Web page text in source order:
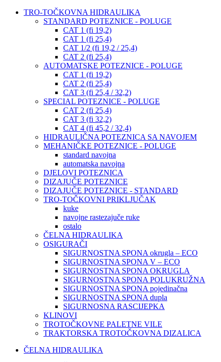
TRO-TOČKOVNA HIDRAULIKA
STANDARD POTEZNICE - POLUGE
CAT 1 (fi 19,2)
CAT 1 (fi 25,4)
CAT 1/2 (fi 19,2 / 25,4)
CAT 2 (fi 25,4)
AUTOMATSKE POTEZNICE - POLUGE
CAT 1 (fi 19,2)
CAT 2 (fi 25,4)
CAT 3 (fi 25,4 / 32,2)
SPECIAL POTEZNICE - POLUGE
CAT 2 (fi 25,4)
CAT 3 (fi 32,2)
CAT 4 (fi 45,2 / 32,4)
HIDRAULIČNA POTEZNICA SA NAVOJEM
MEHANIČKE POTEZNICE - POLUGE
standard navojna
automatska navojna
DJELOVI POTEZNICA
DIZAJUČE POTEZNICE
DIZAJUČE POTEZNICE - STANDARD
TRO-TOČKOVNI PRIKLJUČAK
kuke
navojne rastezajuče ruke
ostalo
ČELNA HIDRAULIKA
OSIGURAČI
SIGURNOSTNA SPONA okrugla – ECO
SIGURNOSTNA SPONA V – ECO
SIGURNOSTNA SPONA OKRUGLA
SIGURNOSTNA SPONA POLUKRUŽNA
SIGURNOSTNA SPONA pojedinačna
SIGURNOSTNA SPONA dupla
SIGURNOSNA RASCIJEPKA
KLINOVI
TROTOČKOVNE PALETNE VILE
TRAKTORSKA TROTOČKOVNA DIZALICA
ČELNA HIDRAULIKA